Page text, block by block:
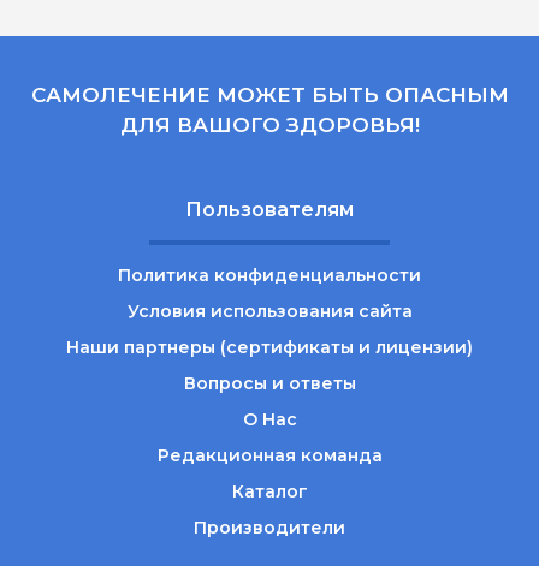
САМОЛЕЧЕНИЕ МОЖЕТ БЫТЬ ОПАСНЫМ
ДЛЯ ВАШОГО ЗДОРОВЬЯ!
Пользователям
Политика конфиденциальности
Условия использования сайта
Наши партнеры (сертификаты и лицензии)
Вопросы и ответы
О Нас
Редакционная команда
Каталог
Производители